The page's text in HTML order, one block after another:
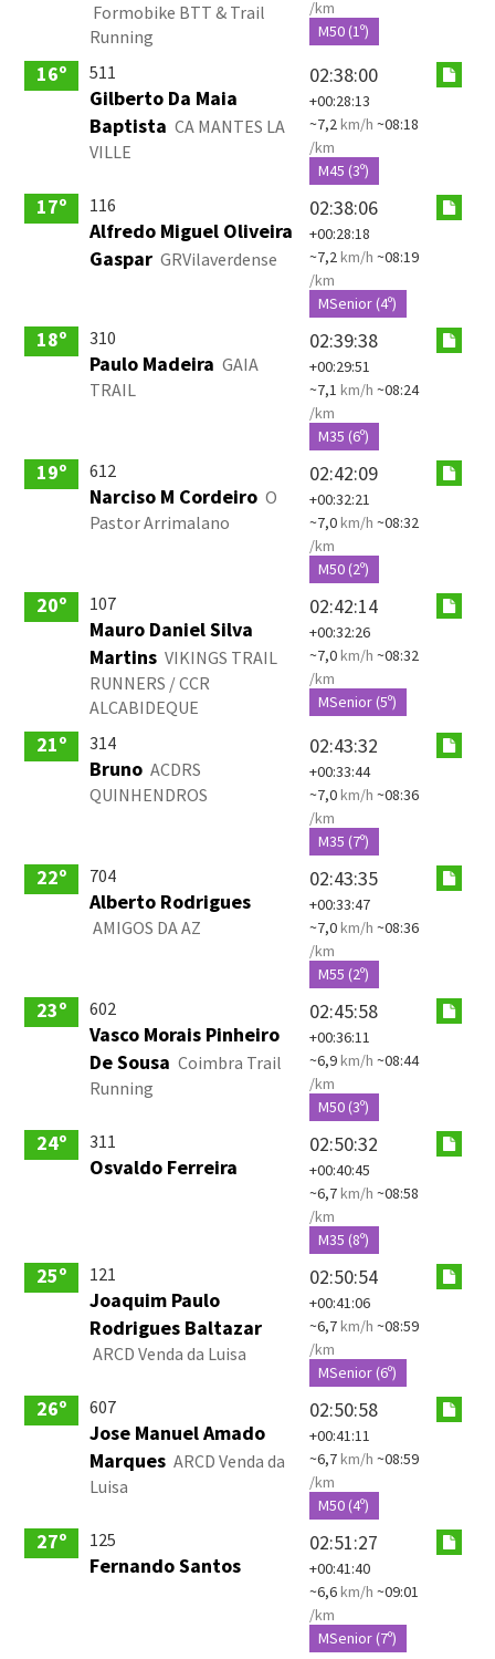
Formobike BTT & Trail
Running
/km
M50 (1º)
16º 511
Gilberto Da Maia
Baptista CA MANTES LA
VILLE
02:38:00
+00:28:13
~7,2km/h ~08:18
/km
M45 (3º)
17º 116
Alfredo Miguel Oliveira
Gaspar GRVilaverdense
02:38:06
+00:28:18
~7,2km/h ~08:19
/km
MSenior (4º)
18º 310
Paulo Madeira GAIA
TRAIL
02:39:38
+00:29:51
~7,1 km/h ~08:24
/km
M35 (6º)
19º 612
Narciso M Cordeiro O
Pastor Arrimalano
02:42:09
+00:32:21
~7,0km/h ~08:32
/km
M50 (2º)
20º 107
Mauro Daniel Silva
Martins VIKINGS TRAIL
RUNNERS / CCR
ALCABIDEQUE
02:42:14
+00:32:26
~7,0km/h ~08:32
/km
MSenior (5º)
21º 314
Bruno ACDRS
QUINHENDROS
02:43:32
+00:33:44
~7,0km/h ~08:36
/km
M35 (7º)
22º 704
Alberto Rodrigues
AMIGOS DA AZ
02:43:35
+00:33:47
~7,0km/h ~08:36
/km
M55 (2º)
23º 602
Vasco Morais Pinheiro
De Sousa Coimbra Trail
Running
02:45:58
+00:36:11
~6,9km/h ~08:44
/km
M50 (3º)
24º 311
Osvaldo Ferreira
02:50:32
+00:40:45
~6,7km/h ~08:58
/km
M35 (8º)
25º 121
Joaquim Paulo
Rodrigues Baltazar
ARCD Venda da Luisa
02:50:54
+00:41:06
~6,7km/h ~08:59
/km
MSenior (6º)
26º 607
Jose Manuel Amado
Marques ARCD Venda da
Luisa
02:50:58
+00:41:11
~6,7km/h ~08:59
/km
M50 (4º)
27º 125
Fernando Santos
02:51:27
+00:41:40
~6,6km/h ~09:01
/km
MSenior (7º)